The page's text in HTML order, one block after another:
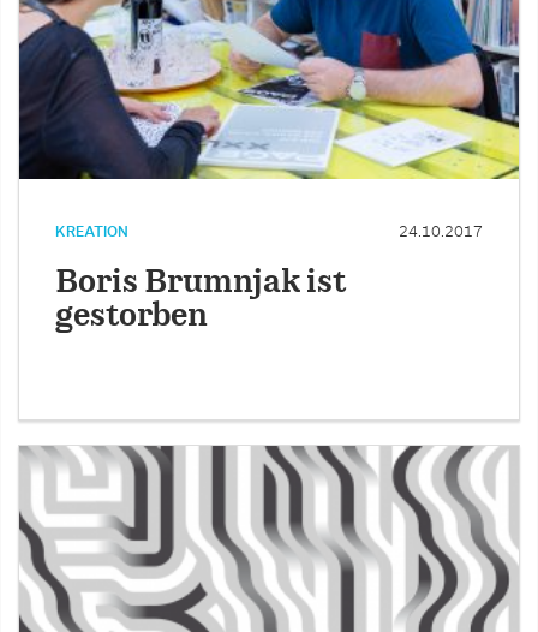
KREATION 24.10.2017
Boris Brumnjak ist
gestorben